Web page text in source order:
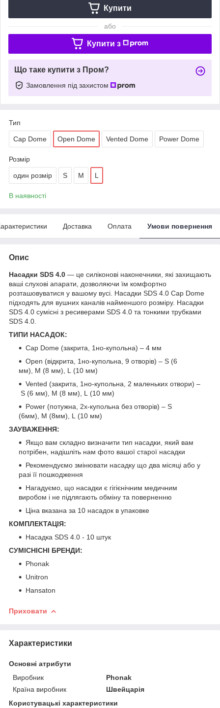
Купити
або
Купити з
Що таке купити з Пром?
Замовлення під захистом
Тип
Cap Dome Open Dome Vented Dome Power Dome
Розмір
один розмір S M L
В наявності
Доставка Оплата Умови повернення
Опис
Насадки SDS 4.0 — це силіконові наконечники, які захищають
ваші слухові апарати, дозволяючи їм комфортно
розташовуватися у вашому вусі. Насадки SDS 4.0 Cap Dome
підходять для вушних каналів найменшого розміру. Насадки
SDS 4.0 сумісні з ресиверами SDS 4.0 та тонкими трубками
SDS 4.0.
ТИПИ НАСАДОК:
Cap Dome (закрита, 1но-купольна) – 4 мм
Open (відкрита, 1но-купольна, 9 отворів) – S (6
мм), M (8 мм), L (10 мм)
Vented (закрита, 1но-купольна, 2 маленьких отвори) –
S (6 мм), M (8 мм), L (10 мм)
Power (потужна, 2х-купольна без отворів) – S
(6мм), M (8мм), L (10 мм)
ЗАУВАЖЕННЯ:
Якщо вам складно визначити тип насадки, який вам
потрібен, надішліть нам фото вашої старої насадки
Рекомендуємо змінювати насадку що два місяці або у
разі її пошкодження
Нагадуємо, що насадки є гігієнічним медичним
виробом і не підлягають обміну та поверненню
Ціна вказана за 10 насадок в упаковке
КОМПЛЕКТАЦІЯ:
Насадка SDS 4.0 - 10 штук
СУМІСНІСНІ БРЕНДИ:
Phonak
Unitron
Hansaton
Приховати
Характеристики
Основні атрибути
Виробник
Phonak
Країна виробник
Швейцарія
Користувацькi характеристики